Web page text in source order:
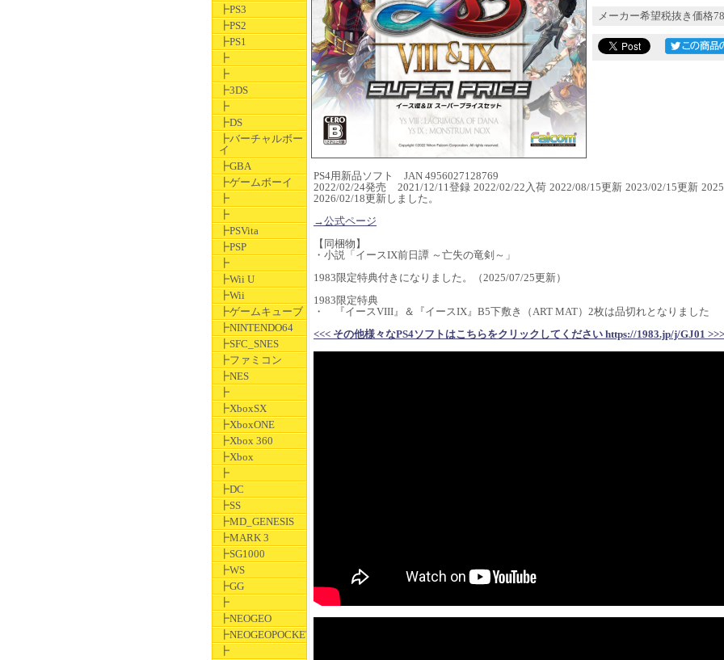
┣PS3
┣PS2
┣PS1
┣
┣
┣3DS
┣
┣DS
┣バーチャルボー
イ
┣GBA
┣ゲームボーイ
┣
┣
┣PSVita
┣PSP
┣
┣Wii U
┣Wii
┣ゲームキューブ
┣NINTENDO64
┣SFC_SNES
┣ファミコン
┣NES
┣
┣XboxSX
┣XboxONE
┣Xbox 360
┣Xbox
┣
┣DC
┣SS
┣MD_GENESIS
┣MARK 3
┣SG1000
┣WS
┣GG
┣
┣NEOGEO
┣NEOGEOPOCKET
┣
メーカー希望税抜き価格
PS4用新品ソフト JAN 4956027128769
2022/02/24発売 2021/12/11登録 2022/02/22入荷 2022/08/15更新 2023/02/15更新
2026/02/18更新しました。
→公式ページ
【同梱物】
・小説「イースIX前日譚 ～亡失の竜剣～」
1983限定特典付きになりました。（2025/07/25更新）
1983限定特典
・ 『イースVIII』＆『イースIX』B5下敷き（ART MAT）2枚は品切れとなりました
<<< その他様々なPS4ソフトはこちらをクリックしてください https://1983.jp/j/GJ01 >>>